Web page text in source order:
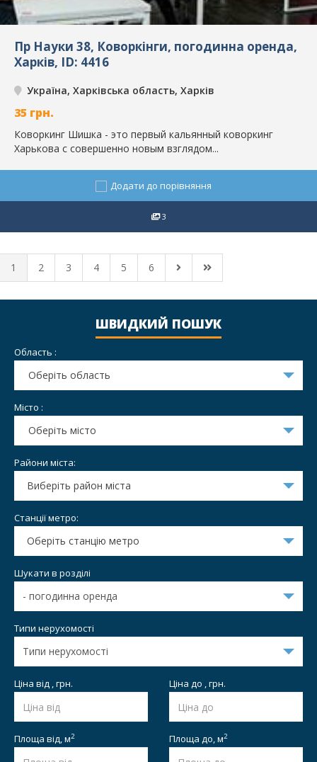
Пр Науки 38, Коворкінги, погодинна оренда,
Харків, ID: 4416
Україна, Харківська область, Харків
35 грн.
Коворкинг Шишка - это первый кальянный коворкинг
Харькова с совершенно новым взглядом...
Додати до порівняння
3
1 2 3 4 5 6
ШВИДКИЙ ПОШУК
Область :
Оберіть область
Місто :
Оберіть місто
Райони міста:
Виберіть район міста
Станції метро:
Оберіть станцію метро
Шукати в розділі
Типи нерухомості
Ціна від , грн. Ціна до , грн.
Площа від,м2 Площа до,м2